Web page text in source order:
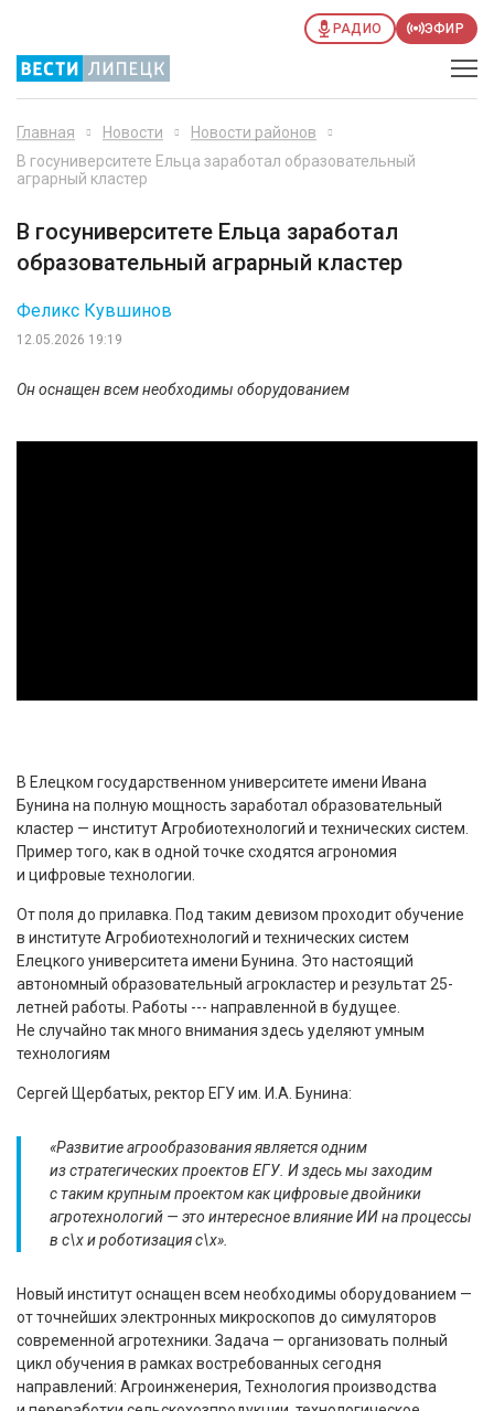
РАДИО ЭФИР
Главная Новости
Новости районов
В госуниверситете Ельца заработал образовательный
аграрный кластер
В госуниверситете Ельца заработал
образовательный аграрный кластер
12.05.2026 19:19
Феликс Кувшинов
Он оснащен всем необходимы оборудованием
В Елецком государственном университете имени Ивана
Бунина на полную мощность заработал образовательный
кластер — институт Агробиотехнологий и технических систем.
Пример того, как в одной точке сходятся агрономия
и цифровые технологии.
От поля до прилавка. Под таким девизом проходит обучение
в институте Агробиотехнологий и технических систем
Елецкого университета имени Бунина. Это настоящий
автономный образовательный агрокластер и результат 25-
летней работы. Работы --- направленной в будущее.
Не случайно так много внимания здесь уделяют умным
технологиям
Сергей Щербатых, ректор ЕГУ им. И.А. Бунина:
«Развитие агрообразования является одним
из стратегических проектов ЕГУ. И здесь мы заходим
с таким крупным проектом как цифровые двойники
агротехнологий — это интересное влияние ИИ на процессы
в с\х и роботизация с\х».
Новый институт оснащен всем необходимы оборудованием —
от точнейших электронных микроскопов до симуляторов
современной агротехники. Задача — организовать полный
цикл обучения в рамках востребованных сегодня
направлений: Агроинженерия, Технология производства